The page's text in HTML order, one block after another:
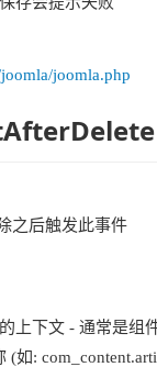
joomla.php
之后触发此事件
上下文 - 通常是组
(如: